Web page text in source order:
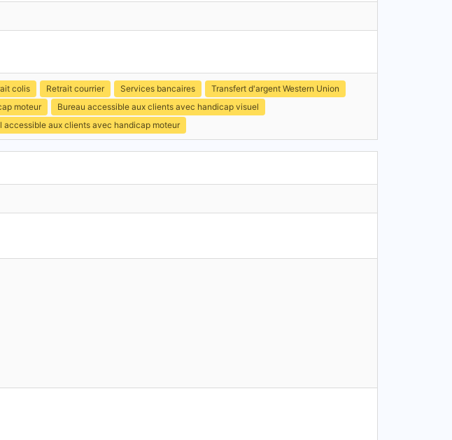
colis Retrait courrier Services bancaires
Transfert d'argent Western Union
moteur
Bureau accessible aux clients avec handicap visuel
accessible aux clients avec handicap moteur